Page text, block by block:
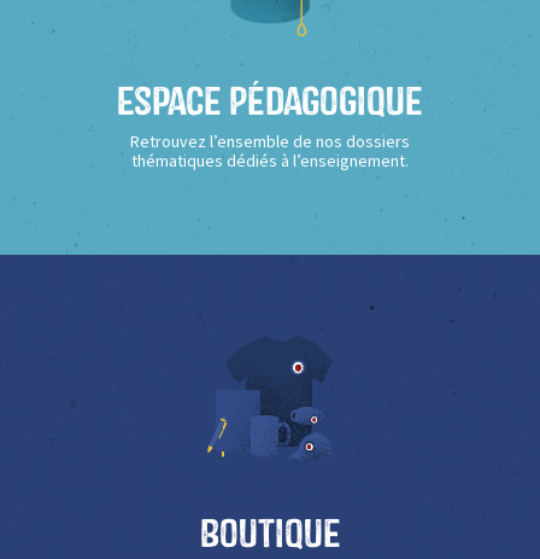
Espace Pédagogique
Retrouvez l’ensemble de nos dossiers
thématiques dédiés à l’enseignement.
Boutique